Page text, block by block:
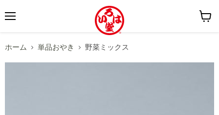
ュ
ー
を
ホーム 単品おやき 野菜ミックス